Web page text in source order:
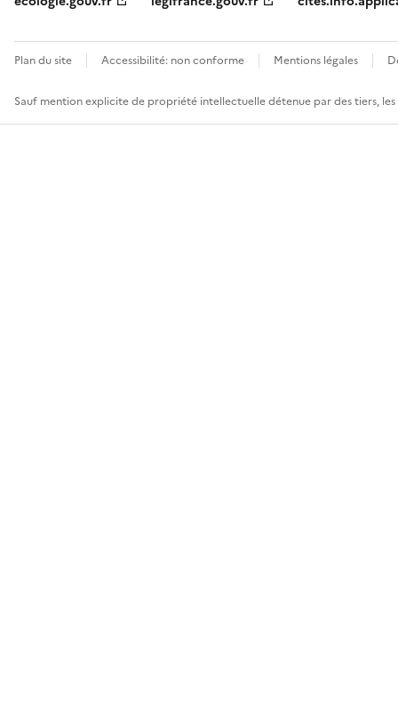
Plan du site Accessibilité: non conforme Mentions légales
Sauf mention explicite de propriété intellectuelle détenue par des tiers,